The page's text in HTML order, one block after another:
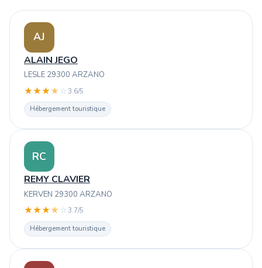
AJ
ALAIN JEGO
LESLE 29300 ARZANO
★★★★ ☆3.6/5
Hébergement touristique
RC
REMY CLAVIER
KERVEN 29300 ARZANO
★★★★ ☆3.7/5
Hébergement touristique